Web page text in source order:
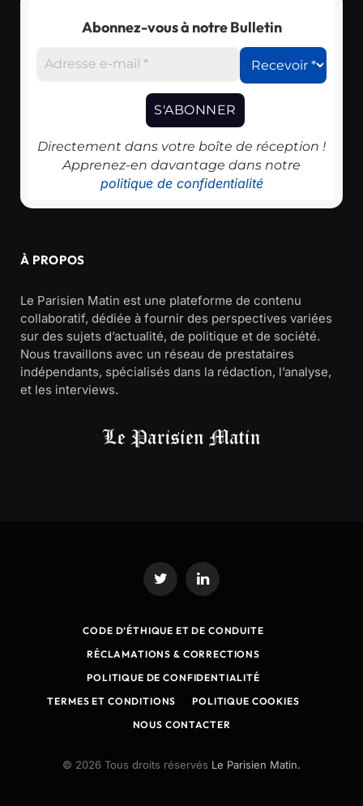
Abonnez-vous à notre Bulletin
Directement dans votre boîte de réception !
Apprenez-en davantage dans notre
politique de confidentialité
À PROPOS
Le Parisien Matin est une plateforme de contenu
collaboratif, dédiée à fournir des perspectives variées
sur des sujets d’actualité, de politique et de société.
Nous travaillons avec un réseau de prestataires
indépendants, spécialisés dans la rédaction, l’analyse,
et les interviews.
Twitter LinkedIn
CODE D’ÉTHIQUE ET DE CONDUITE
RÉCLAMATIONS & CORRECTIONS
POLITIQUE DE CONFIDENTIALITÉ
TERMES ET CONDITIONS
POLITIQUE COOKIES
NOUS CONTACTER
© 2026 Tous droits réservés Le Parisien Matin.